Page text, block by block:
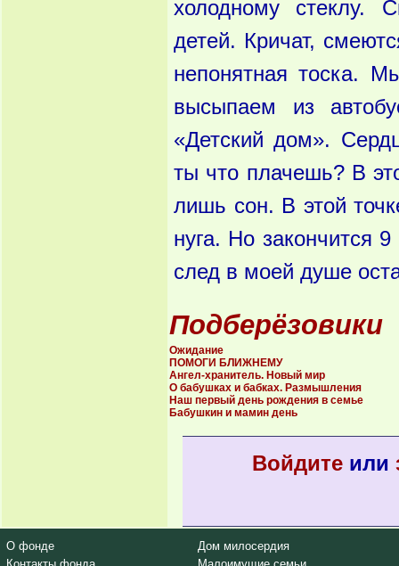
холодному стеклу.
детей. Кричат,
непонятная тоска.
высыпаем из
«Детский дом».
ты что плачешь? В
лишь сон. В этой
нуга. Но закончится
след в моей душе
Подберёзовики
Ожидание
ПОМОГИ БЛИЖНЕМУ
Ангел-хранитель. Новый мир
О бабушках и бабках. Размышления
Наш первый день рождения в семье
Бабушкин и мамин день
Войдитеили
О фонде
Дом милосердия